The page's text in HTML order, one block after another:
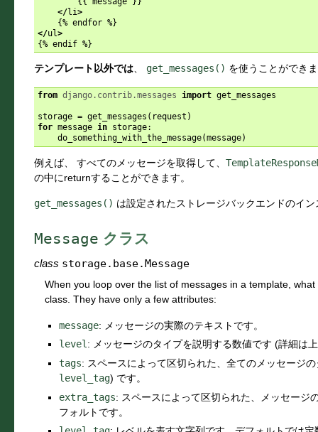
</li>
{% endfor %}
</ul>
{% endif %}
テンプレート以外では、 get_messages() を使うことができ
from django.contrib.messages import get_messages
storage = get_messages ( request )
for message in storage:
do_something_with_the_message(message)
例えば、 すべてのメッセージを取得して、
の中にreturnすることができます。
get_messages() は設定されたストレージバックエンドのイ
Message クラス
class storage.base.Message
When you loop over the list of messages in a template,
class. They have only a few attributes:
message: メッセージの実際のテキストです。
level: メッセージのタイプを説明する数値です (詳細は
tags: スペースによって区切られた、全てのメッセージ
level_tag) です。
extra_tags: スペースによって区切られた、メッセージ
フォルトです。